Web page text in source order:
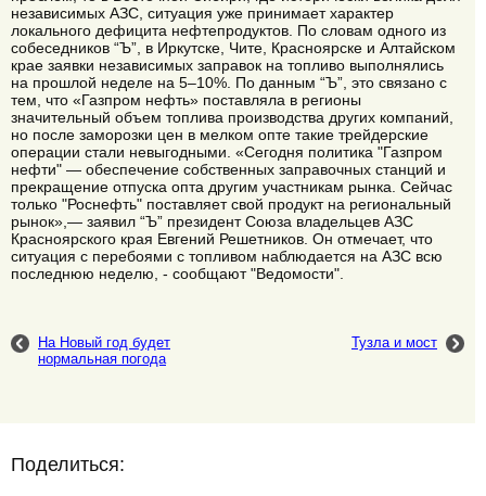
независимых АЗС, ситуация уже принимает характер
локального дефицита нефтепродуктов. По словам одного из
собеседников “Ъ”, в Иркутске, Чите, Красноярске и Алтайском
крае заявки независимых заправок на топливо выполнялись
на прошлой неделе на 5–10%. По данным “Ъ”, это связано с
тем, что «Газпром нефть» поставляла в регионы
значительный объем топлива производства других компаний,
но после заморозки цен в мелком опте такие трейдерские
операции стали невыгодными. «Сегодня политика "Газпром
нефти" — обеспечение собственных заправочных станций и
прекращение отпуска опта другим участникам рынка. Сейчас
только "Роснефть" поставляет свой продукт на региональный
рынок»,— заявил “Ъ” президент Союза владельцев АЗС
Красноярского края Евгений Решетников. Он отмечает, что
ситуация с перебоями с топливом наблюдается на АЗС всю
последнюю неделю, - сообщают "Ведомости".
На Новый год будет
нормальная погода
Тузла и мост
Поделиться: